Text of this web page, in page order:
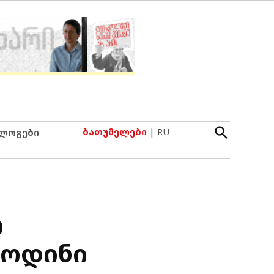
ბათუმელები | RU
Open
Search